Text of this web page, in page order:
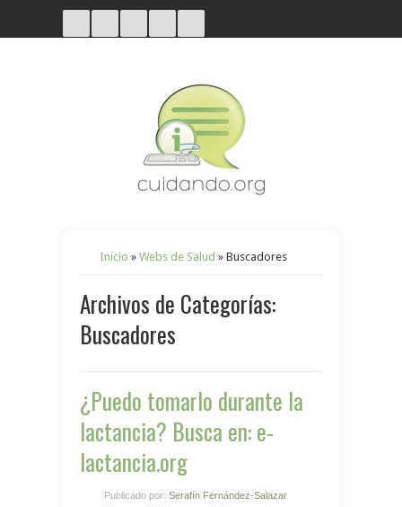
Inicio » Webs de Salud » Buscadores
Archivos de Categorías:
Buscadores
¿Puedo tomarlo durante la
lactancia? Busca en: e-
lactancia.org
Publicado por: Serafín Fernández-Salazar